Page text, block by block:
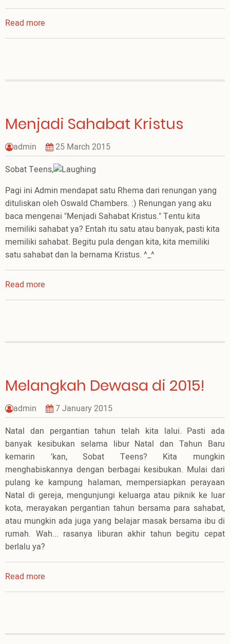
Read more
Membangun
Menjadi Sahabat Kristus
admin
25 March 2015
Sobat Teens,
Pagi ini Admin mendapat satu Rhema dari renungan yang
dituliskan oleh Oswald Chambers. :) Renungan yang aku
baca mengenai "Menjadi Sahabat Kristus." Tentu kita
memiliki sahabat ya? Entah itu satu atau banyak, pasti kita
memiliki sahabat. Begitu pula dengan kita, kita memiliki
satu sahabat dan Ia bernama Kristus. ^_^
Read more
Menjadi
Melangkah Dewasa di 2015!
admin
7 January 2015
Natal dan pergantian tahun telah kita lalui. Pasti ada
banyak kesibukan selama libur Natal dan Tahun Baru
kemarin 'kan, Sobat Teens? Kita mungkin
menghabiskannya dengan berbagai kesibukan. Mulai dari
pulang ke kampung halaman, mempersiapkan perayaan
Natal di gereja, mengunjungi keluarga atau piknik ke luar
kota, merayakan pergantian tahun bersama para sahabat,
atau mungkin ada juga yang belajar masak bersama ibu di
rumah. Wah... rasanya liburan akhir tahun begitu cepat
berlalu ya?
Read more
Melangkah